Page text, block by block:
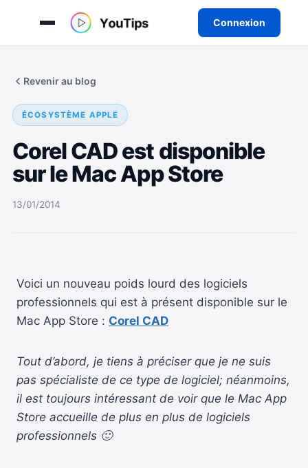
Connexion
Revenir au blog
ÉCOSYSTÈME APPLE
Corel CAD est disponible
sur le Mac App Store
13/01/2014
Voici un nouveau poids lourd des logiciels
professionnels qui est à présent disponible sur le
Mac App Store : Corel CAD
Tout d’abord, je tiens à préciser que je ne suis
pas spécialiste de ce type de logiciel; néanmoins,
il est toujours intéressant de voir que le Mac App
Store accueille de plus en plus de logiciels
professionnels 🙂